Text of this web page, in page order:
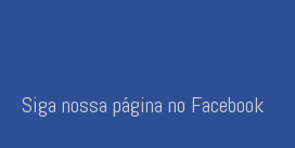
Siga nossa página no Facebook